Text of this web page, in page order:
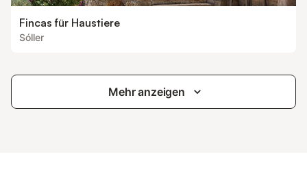
Fincas für Haustiere
Sóller
Mehr anzeigen